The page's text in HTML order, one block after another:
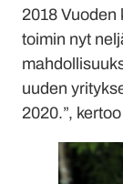
2018 Vuoden
toimin nyt
uuden
2020.”,